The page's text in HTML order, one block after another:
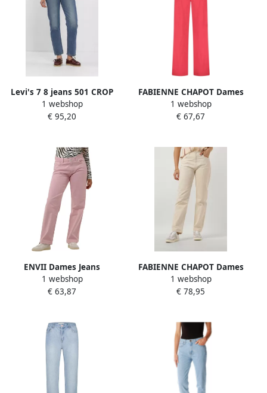
Levi's 7 8 jeans 501 CROP
501 collectie 5-pocket-stijl
1 webshop
€ 95,20
FABIENNE CHAPOT Dames
Broeken Neale Trousers
Rood
1 webshop
€ 67,67
ENVII Dames Jeans
Enblakely Jeans 6865
Lichtroze
1 webshop
€ 63,87
FABIENNE CHAPOT Dames
Jeans Lola Straight Creme
1 webshop
€ 78,95